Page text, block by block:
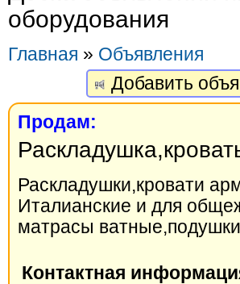
оборудования
Главная » Объявления
Добавить
Продам:
Раскладушки,кровати
Италианские и для
матрасы
Контактная